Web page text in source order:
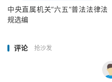
中央直属机关“六五”普法法律法
规选编
评论 抢沙发